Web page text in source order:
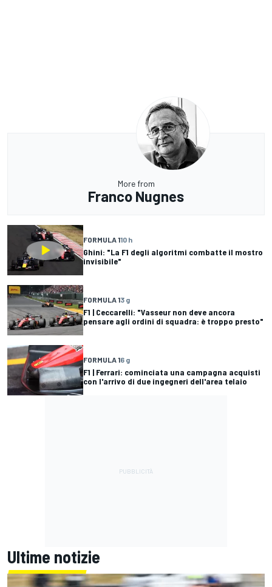
More from
Franco Nugnes
FORMULA 110 h
Ghini: "La F1 degli algoritmi combatte il mostro
invisibile"
FORMULA 13 g
F1 | Ceccarelli: "Vasseur non deve ancora
pensare agli ordini di squadra: è troppo presto"
FORMULA 16 g
F1 | Ferrari: cominciata una campagna acquisti
con l'arrivo di due ingegneri dell'area telaio
Ultime notizie